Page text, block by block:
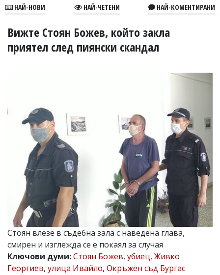
В
УКРАЙНА
СПОРТ
Управители:
v.vasilev@flagman.bg
Касабова,
k.kassabova@flagman.bg
Главен
редактор:
Иван
Колев,
email:
office@flagman.bg
Коментарите
НАЙ-НОВИ НАЙ-ЧЕТЕНИ НАЙ-КОМЕНТИРАНИ
Вижте Стоян Божев, който закла
приятел след пиянски скандал
Стоян влезе в съдебна зала с наведена глава,
смирен и изглежда се е покаял за случая
Ключови думи:Стоян Божев, убиец, Живко
Георгиев, улица Ивайло, Окръжен съд Бургас